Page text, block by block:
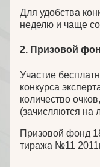
Для удобства
неделю и чаще
2. Призовой
Участие
конкурса
количество
(зачисляются на
Призовой фонд
тиража №11